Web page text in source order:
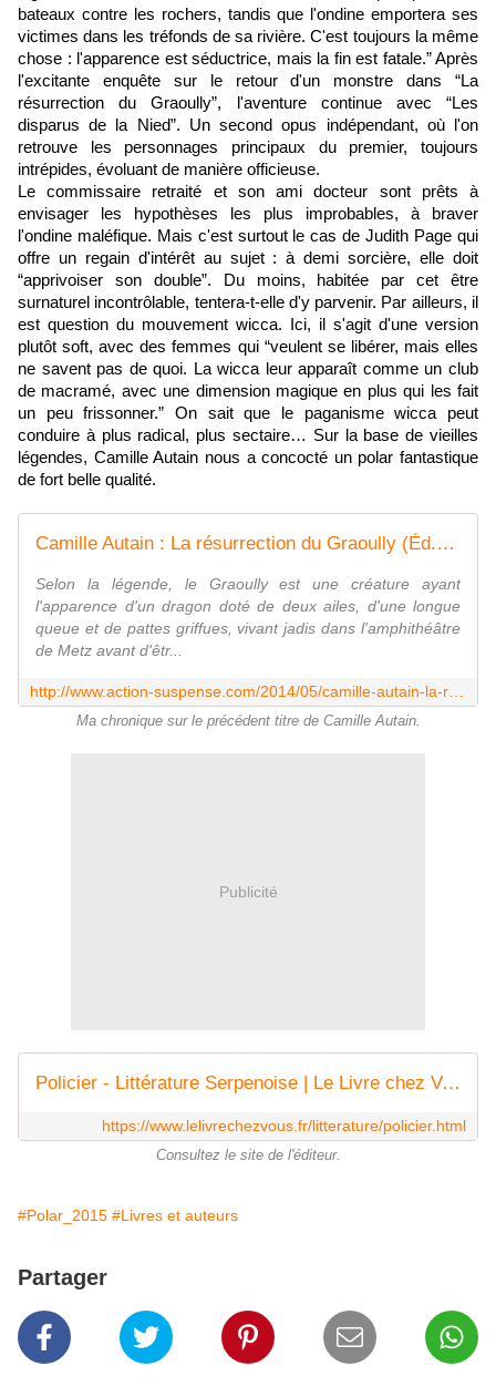
bateaux contre les rochers, tandis que l'ondine emportera ses
victimes dans les tréfonds de sa rivière. C'est toujours la même
chose : l'apparence est séductrice, mais la fin est fatale.” Après
l'excitante enquête sur le retour d'un monstre dans “La
résurrection du Graoully”, l'aventure continue avec “Les
disparus de la Nied”. Un second opus indépendant, où l'on
retrouve les personnages principaux du premier, toujours
intrépides, évoluant de manière officieuse.
Le commissaire retraité et son ami docteur sont prêts à
envisager les hypothèses les plus improbables, à braver
l'ondine maléfique. Mais c'est surtout le cas de Judith Page qui
offre un regain d'intérêt au sujet : à demi sorcière, elle doit
“apprivoiser son double”. Du moins, habitée par cet être
surnaturel incontrôlable, tentera-t-elle d'y parvenir. Par ailleurs, il
est question du mouvement wicca. Ici, il s'agit d'une version
plutôt soft, avec des femmes qui “veulent se libérer, mais elles
ne savent pas de quoi. La wicca leur apparaît comme un club
de macramé, avec une dimension magique en plus qui les fait
un peu frissonner.” On sait que le paganisme wicca peut
conduire à plus radical, plus sectaire… Sur la base de vieilles
légendes, Camille Autain nous a concocté un polar fantastique
de fort belle qualité.
Camille Autain : La résurrection du Graoully (Éd.Serpenoise, 2014) - Le blog de Claude LE NOCHER
Selon la légende, le Graoully est une créature ayant
l'apparence d'un dragon doté de deux ailes, d'une longue
queue et de pattes griffues, vivant jadis dans l'amphithéâtre
de Metz avant d'êtr...
Ma chronique sur le précédent titre de Camille Autain.
Publicité
Policier - Littérature Serpenoise | Le Livre chez Vous, Editions du quotidien
https://www.lelivrechezvous.fr/litterature/policier.html
Consultez le site de l'éditeur.
#Polar_2015 #Livres et auteurs
Partager